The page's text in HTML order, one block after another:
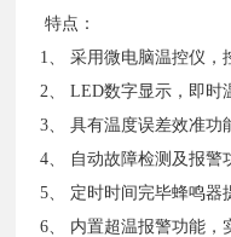
特点：
1、 采用微电脑温控仪，
2、 LED数字显示，即时
3、 具有温度误差效准功
4、 自动故障检测及报警
5、 定时时间完毕蜂鸣器
6、 内置超温报警功能，